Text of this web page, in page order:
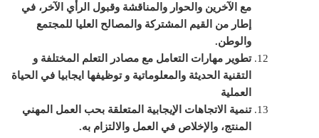
مع الآخرين والحوار والمناقشة وقبول الرأي الآخر ، في
إطار من القيم المشتركة والمصالح العليا للمجتمع
والوطن.
تطوير مهارات التعامل مع مصادر التعلم المختلفة و
التقنية الحديثة والمعلوماتية و توظيفها ايجابيا في الحياة
العملية
تنمية الاتجاهات الإيجابية المتعلقة بحب العمل المهني
المنتج، والإخلاص في العمل والالتزام به.